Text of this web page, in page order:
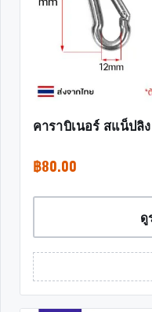
คาราบิเนอร์ สแน็ปลิ
฿80.00
ดู